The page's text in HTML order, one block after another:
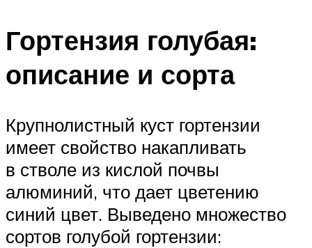
Гортензия голубая:
описание и сорта
Крупнолистный куст гортензии
имеет свойство накапливать
в стволе из кислой почвы
алюминий, что дает цветению
синий цвет. Выведено множество
сортов голубой гортензии: